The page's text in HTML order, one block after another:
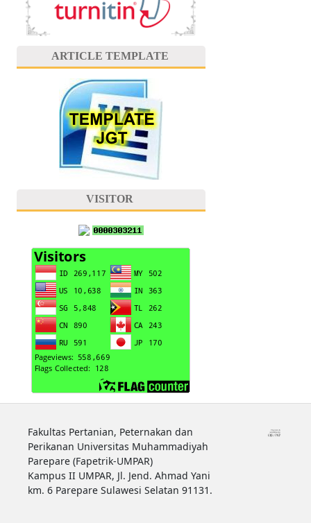
ARTICLE TEMPLATE
VISITOR
Fakultas Pertanian, Peternakan dan
Perikanan Universitas Muhammadiyah
Parepare (Fapetrik-UMPAR)
Kampus II UMPAR, Jl. Jend. Ahmad Yani
km. 6 Parepare Sulawesi Selatan 91131.